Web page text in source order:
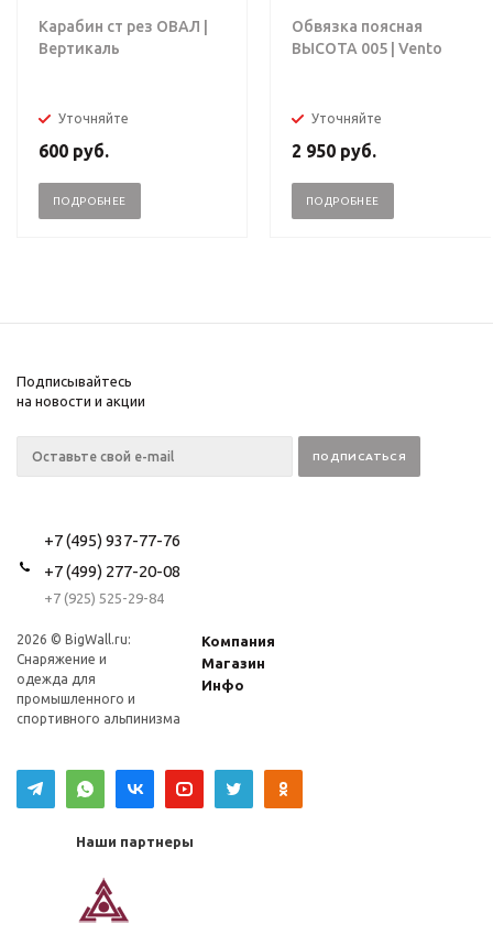
Карабин ст рез ОВАЛ |
Вертикаль
Уточняйте
600 руб.
ПОДРОБНЕЕ
Обвязка поясная
ВЫСОТА 005 | Vento
Уточняйте
2 950 руб.
ПОДРОБНЕЕ
Подписывайтесь
на новости и акции
+7 (495) 937-77-76
+7 (499) 277-20-08
+7 (925) 525-29-84
2026 © BigWall.ru:
Снаряжение и
одежда для
промышленного и
спортивного альпинизма
Компания
Магазин
Инфо
Наши партнеры